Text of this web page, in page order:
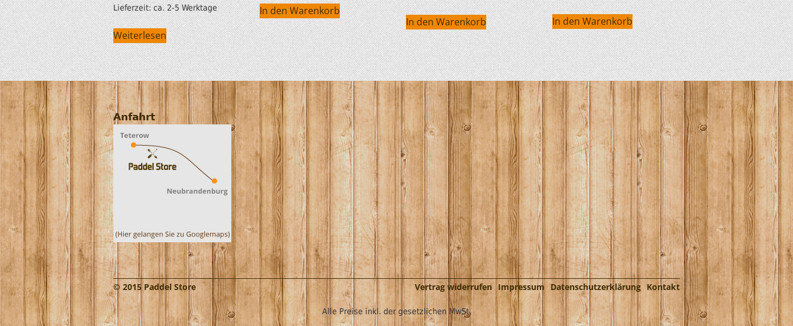
Lieferzeit:ca. 2-5 Werktage
Weiterlesen
In den Warenkorb
In den Warenkorb In den Warenkorb
Anfahrt
© 2015 Paddel Store Vertrag widerrufen Impressum Datenschutzerklärung Kontakt
Alle Preise inkl. der gesetzlichen MwSt.